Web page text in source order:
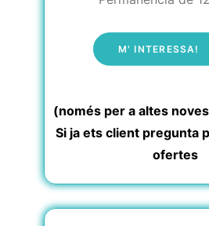
M' INTERESSA!
(només per a altes
Si ja ets client pregunta
ofertes